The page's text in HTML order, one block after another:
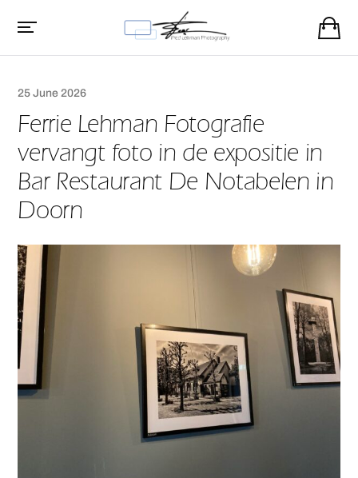
25 June 2026
Ferrie Lehman Fotografie
vervangt foto in de expositie in
Bar Restaurant De Notabelen in
Doorn